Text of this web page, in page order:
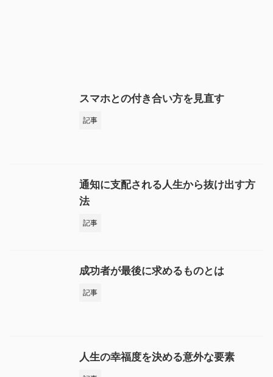
スマホとの付き合い方を見直す
記事
通知に支配される人生から抜け出す方
法
記事
成功者が最後に求めるものとは
記事
人生の幸福度を決める意外な要素